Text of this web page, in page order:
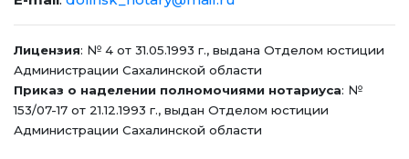
Лицензия: № 4 от 31.05.1993 г., выдана Отделом юстиции
Администрации Сахалинской области
Приказ о наделении полномочиями нотариуса: №
153/07-17 от 21.12.1993 г., выдан Отделом юстиции
Администрации Сахалинской области